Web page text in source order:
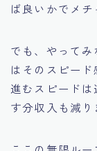
ば良いかでメチ
でも、やって
はそのスピー
進むスピード
す分収入も減り